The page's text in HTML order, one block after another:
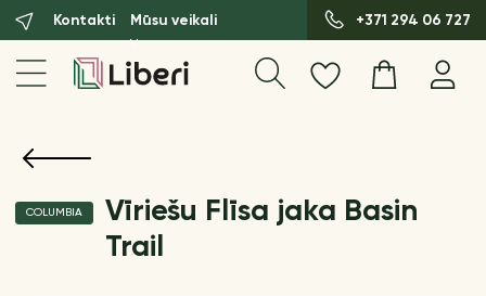
Kontakti Mūsu veikali +371 294 06 727
COLUMBIA
Vīriešu Flīsa jaka Basin
Trail